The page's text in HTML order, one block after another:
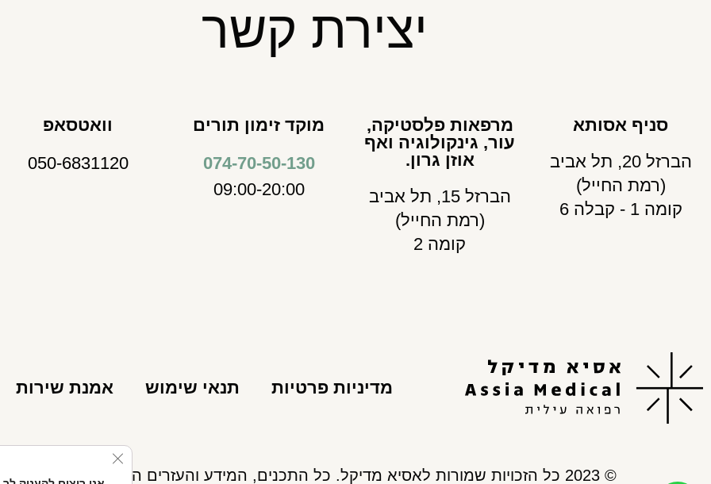
יצירת קשר
סניף אסותא
הברזל 20, תל אביב
(רמת החייל)
קומה 1 - קבלה 6
מרפאות פלסטיקה,
עור, גינקולוגיה ואף
אוזן גרון.
הברזל 15, תל אביב
(רמת החייל)
קומה 2
מוקד זימון תורים
074-70-50-130
09:00-20:00
וואטסאפ
050-6831120
מדיניות פרטיות תנאי שימוש אמנת שירות
© 2023 כל הזכויות שמורות לאסיא מדיקל. כל התכנים, המידע והעזרים המופיעים באתר אסיא מדיקל, נועדו למתן אינפורמציה בלבד,
GDPR Cookie Banner